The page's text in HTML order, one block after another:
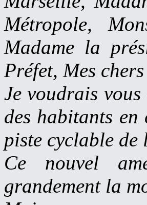
Métropole,
Madame la
Préfet, Mes
Je voudrais
des habitants
piste cyclable de
Ce nouvel
grandement la